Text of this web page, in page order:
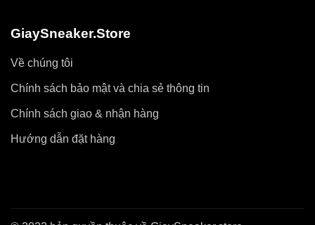
GiaySneaker.Store
Về chúng tôi
Chính sách bảo mật và chia sẻ thông tin
Chính sách giao & nhận hàng
Hướng dẫn đặt hàng